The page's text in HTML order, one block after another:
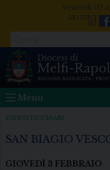
venerdì 07
Menu
EVENTI DIOCESANI
SAN BIAGIO
GIOVEDÌ 3 FEBBRAIO